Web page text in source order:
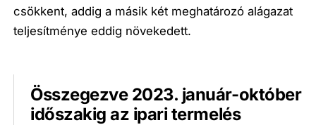
csökkent, addig a másik két meghatározó alágazat
teljesítménye eddig növekedett.
Összegezve 2023. január-október
időszakig az ipari termelés